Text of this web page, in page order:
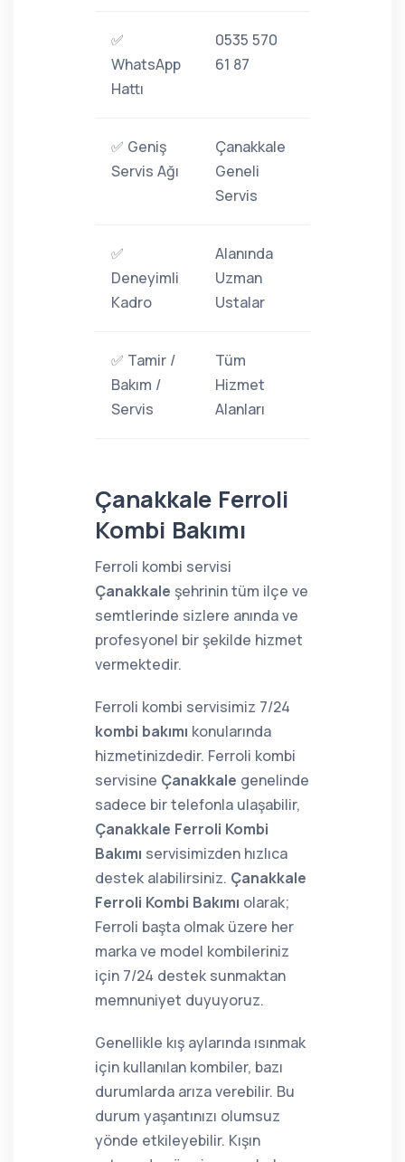
✅
WhatsApp
Hattı
0535 570
61 87
✅ Geniş
Servis Ağı
Çanakkale
Geneli
Servis
✅
Deneyimli
Kadro
Alanında
Uzman
Ustalar
✅ Tamir /
Bakım /
Servis
Tüm
Hizmet
Alanları
Çanakkale Ferroli
Kombi Bakımı
Ferroli kombi servisi
Çanakkale şehrinin tüm ilçe ve
semtlerinde sizlere anında ve
profesyonel bir şekilde hizmet
vermektedir.
Ferroli kombi servisimiz 7/24
kombi bakımı konularında
hizmetinizdedir. Ferroli kombi
servisine Çanakkale genelinde
sadece bir telefonla ulaşabilir,
Çanakkale Ferroli Kombi
Bakımı servisimizden hızlıca
destek alabilirsiniz. Çanakkale
Ferroli Kombi Bakımı olarak;
Ferroli başta olmak üzere her
marka ve model kombileriniz
için 7/24 destek sunmaktan
memnuniyet duyuyoruz.
Genellikle kış aylarında ısınmak
için kullanılan kombiler, bazı
durumlarda arıza verebilir. Bu
durum yaşantınızı olumsuz
yönde etkileyebilir. Kışın